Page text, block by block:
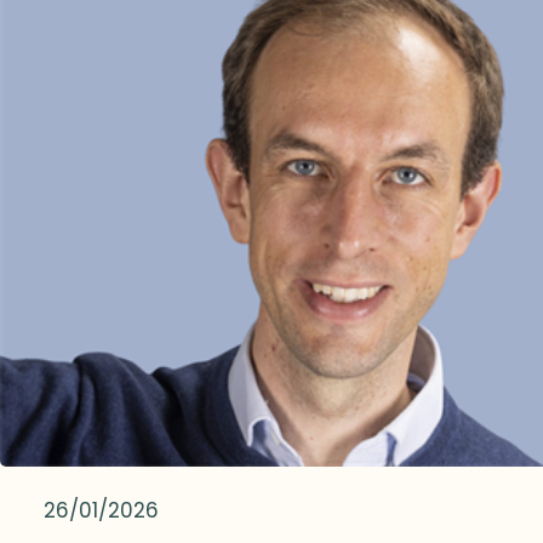
les personnes en burn-out ? Si tu as un conseil à
première chose que je fais est de leur montrer la
associés au burnout et de leur faire prendre
plupart… Après la prise de conscience, je leur
out : « trop de contraintes/stress, trop longtemps,
ressources pour y faire face. »Comme les
souvent leur état et veulent continuer à tout prix à
pas le choix », je leur explique que plus ils
chute va être dure et la récupération longue et
ralentir et à « recharger leurs batteries », ce qu’ils
longtemps. C’est-à-dire, faire des choses qui leur
sommeil de qualité, exercice physique, relations
Rebondir passe souvent par une reconversion, un
d’infirmière jusqu’au jour où je suis tombée sur
Teresa reflétant exactement le fond de ma
d’être transformé par l’amour, c’est de donner
avons tant besoin ». Qui de nous n’a jamais
rendu un service ou aidé quelqu’un ? J’aime me
même si ce n’est pas très significatif, j’aurai
monde meilleur et un peu plus heureux.Au-delà
service qui m’importe beaucoup, il faut savoir que
reconnaissante envers chacun de mes patients.
leurs parcours de vie tous plus variés les uns que
et leur courage. Il n’y a pas un jour où je ne suis
précieux enseignement. Aussi loin que je me
considéré que toute personne, même la plus
26/01/2026